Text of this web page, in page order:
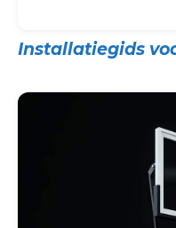
Installatiegids